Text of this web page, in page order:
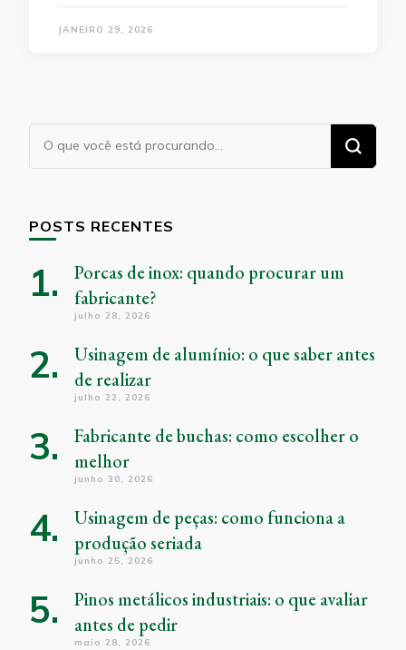
JANEIRO 29, 2026
Procurando
algo?
POSTS RECENTES
Porcas de inox: quando procurar um
fabricante?
julho 28, 2026
Usinagem de alumínio: o que saber antes
de realizar
julho 22, 2026
Fabricante de buchas: como escolher o
melhor
junho 30, 2026
Usinagem de peças: como funciona a
produção seriada
junho 25, 2026
Pinos metálicos industriais: o que avaliar
antes de pedir
maio 28, 2026